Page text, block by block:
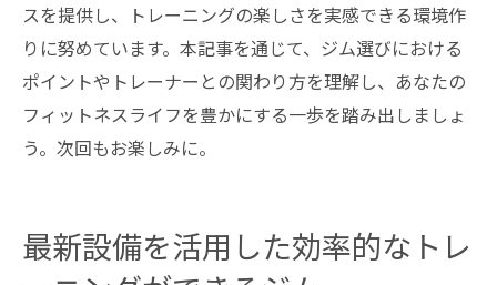
スを提供し、トレーニングの楽しさを実感できる環境作
りに努めています。本記事を通じて、ジム選びにおける
ポイントやトレーナーとの関わり方を理解し、あなたの
フィットネスライフを豊かにする一歩を踏み出しましょ
う。次回もお楽しみに。
最新設備を活用した効率的なトレ